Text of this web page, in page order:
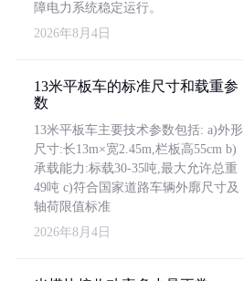
障电力系统稳定运行。
2026年8月4日
13米平板车的标准尺寸和载重参
数
13米平板车主要技术参数包括: a)外形
尺寸:长13m×宽2.45m,栏板高55cm b)
承载能力:标载30-35吨,最大允许总重
49吨 c)符合国家道路车辆外廓尺寸及
轴荷限值标准
2026年8月4日